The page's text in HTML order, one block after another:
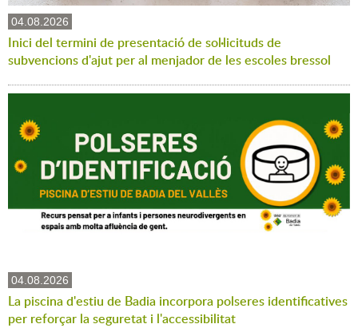
04.08.2026
Inici del termini de presentació de sol·licituds de
subvencions d'ajut per al menjador de les escoles bressol
04.08.2026
La piscina d'estiu de Badia incorpora polseres identificatives
per reforçar la seguretat i l'accessibilitat